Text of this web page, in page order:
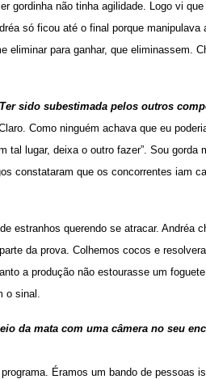
gordinha não tinha agilidade. Logo vi
só ficou até o final porque
eliminar para ganhar, que eliminassem.
sido subestimada pelos outros
Como ninguém achava que eu
tal lugar, deixa o outro fazer”. Sou
constataram que os concorrentes iam
estranhos querendo se atracar. Andréa
da prova. Colhemos cocos e
a produção não estourasse um
o sinal.
da mata com uma câmera no seu
Éramos um bando de pessoas